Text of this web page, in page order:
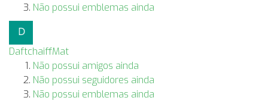
Não possui emblemas ainda
DaftchaiffMat
Não possui amigos ainda
Não possui seguidores ainda
Não possui emblemas ainda